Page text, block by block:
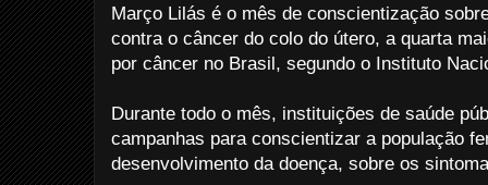
Março Lilás é o mês de conscientização
contra o câncer do colo do útero, a quarta
por câncer no Brasil, segundo o Instituto
Durante todo o mês, instituições de saúde
campanhas para conscientizar a população
desenvolvimento da doença, sobre os